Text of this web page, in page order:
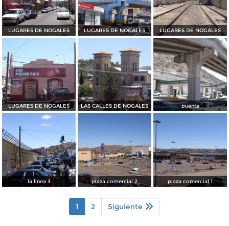
LUGARES DE NOGALES LUGARES DE NOGALES LUGARES DE NOGALES
LUGARES DE NOGALES LAS CALLES DE NOGALES puente
la linea 3 plaza comercial 2 plaza comercial 1
1 2 Siguiente